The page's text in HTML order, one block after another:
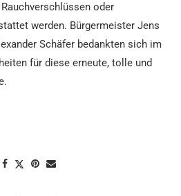
oder
werden. Bürgermeister Jens
Schäfer bedankten sich im
für diese erneute, tolle und